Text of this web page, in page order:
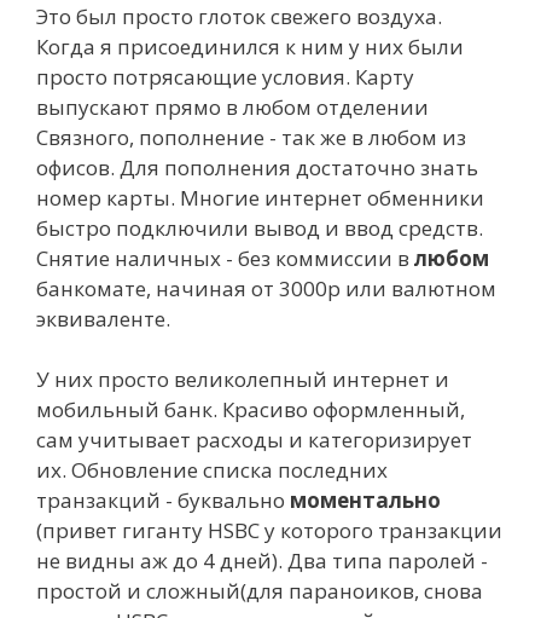
Это был просто глоток свежего воздуха.
Когда я присоединился к ним у них были
просто потрясающие условия. Карту
выпускают прямо в любом отделении
Связного, пополнение - так же в любом из
офисов. Для пополнения достаточно знать
номер карты. Многие интернет обменники
быстро подключили вывод и ввод средств.
Снятие наличных - без коммиссии в любом
банкомате, начиная от 3000р или валютном
эквиваленте.
У них просто великолепный интернет и
мобильный банк. Красиво оформленный,
сам учитывает расходы и категоризирует
их. Обновление списка последних
транзакций - буквально моментально
(привет гиганту HSBC у которого транзакции
не видны аж до 4 дней). Два типа паролей -
простой и сложный(для параноиков, снова